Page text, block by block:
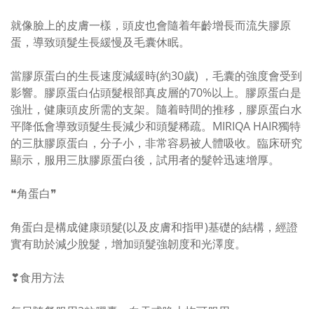
就像臉上的皮膚一樣，頭皮也會隨着年齡增長而流失膠原
蛋，導致頭髮生長緩慢及毛囊休眠。
當膠原蛋白的生長速度減緩時(約30歲) ，毛囊的強度會受到
影響。膠原蛋白佔頭髮根部真皮層的70%以上。膠原蛋白是
強壯，健康頭皮所需的支架。隨着時間的推移，膠原蛋白水
平降低會導致頭髮生長減少和頭髮稀疏。MIRIQA HAIR獨特
的三肽膠原蛋白，分子小，非常容易被人體吸收。臨床研究
顯示，服用三肽膠原蛋白後，試用者的髮幹迅速增厚。
​❝角蛋白​❞
角蛋白是構成健康頭髮(以及皮膚和指甲)基礎的結構​，經證
實有助於減少脫髮，增加頭髮強韌度和光澤度。
​❣︎食用方法